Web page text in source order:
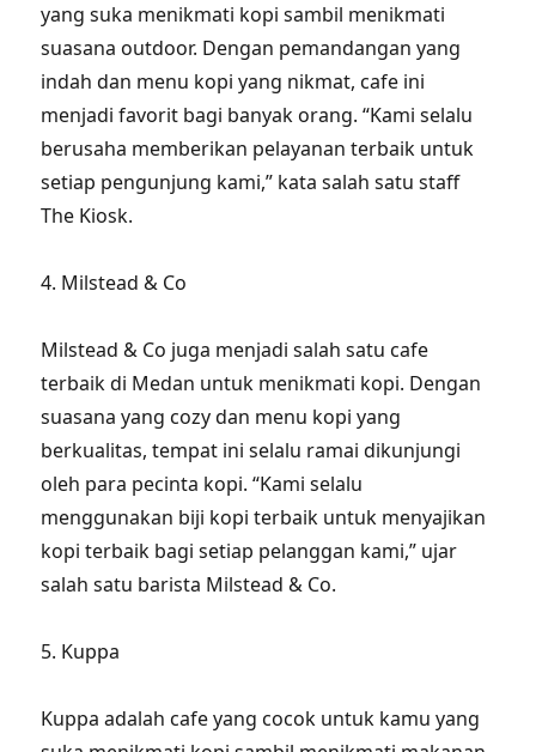
yang suka menikmati kopi sambil menikmati
suasana outdoor. Dengan pemandangan yang
indah dan menu kopi yang nikmat, cafe ini
menjadi favorit bagi banyak orang. “Kami selalu
berusaha memberikan pelayanan terbaik untuk
setiap pengunjung kami,” kata salah satu staff
The Kiosk.
4. Milstead & Co
Milstead & Co juga menjadi salah satu cafe
terbaik di Medan untuk menikmati kopi. Dengan
suasana yang cozy dan menu kopi yang
berkualitas, tempat ini selalu ramai dikunjungi
oleh para pecinta kopi. “Kami selalu
menggunakan biji kopi terbaik untuk menyajikan
kopi terbaik bagi setiap pelanggan kami,” ujar
salah satu barista Milstead & Co.
5. Kuppa
Kuppa adalah cafe yang cocok untuk kamu yang